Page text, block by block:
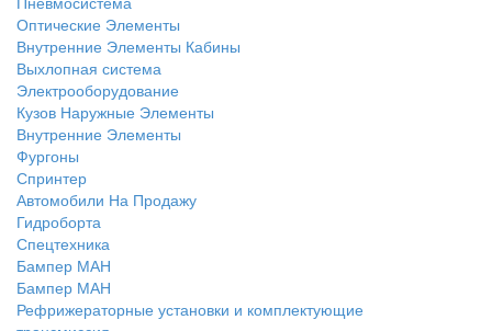
Оптические Элементы
Внутренние Элементы Кабины
Выхлопная система
Электрооборудование
Кузов Наружные Элементы
Внутренние Элементы
Фургоны
Спринтер
Автомобили На Продажу
Гидроборта
Спецтехника
Бампер МАН
Бампер МАН
Рефрижераторные установки и комплектующие